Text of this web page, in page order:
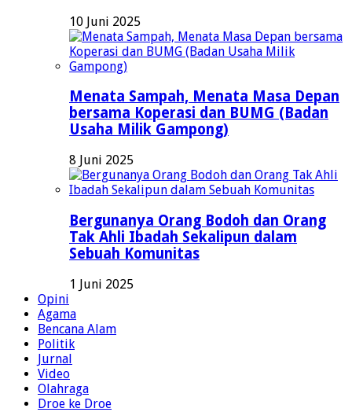
10 Juni 2025
Menata Sampah, Menata Masa Depan
bersama Koperasi dan BUMG (Badan
Usaha Milik Gampong)
8 Juni 2025
Bergunanya Orang Bodoh dan Orang
Tak Ahli Ibadah Sekalipun dalam
Sebuah Komunitas
1 Juni 2025
Opini
Agama
Bencana Alam
Politik
Jurnal
Video
Olahraga
Droe ke Droe